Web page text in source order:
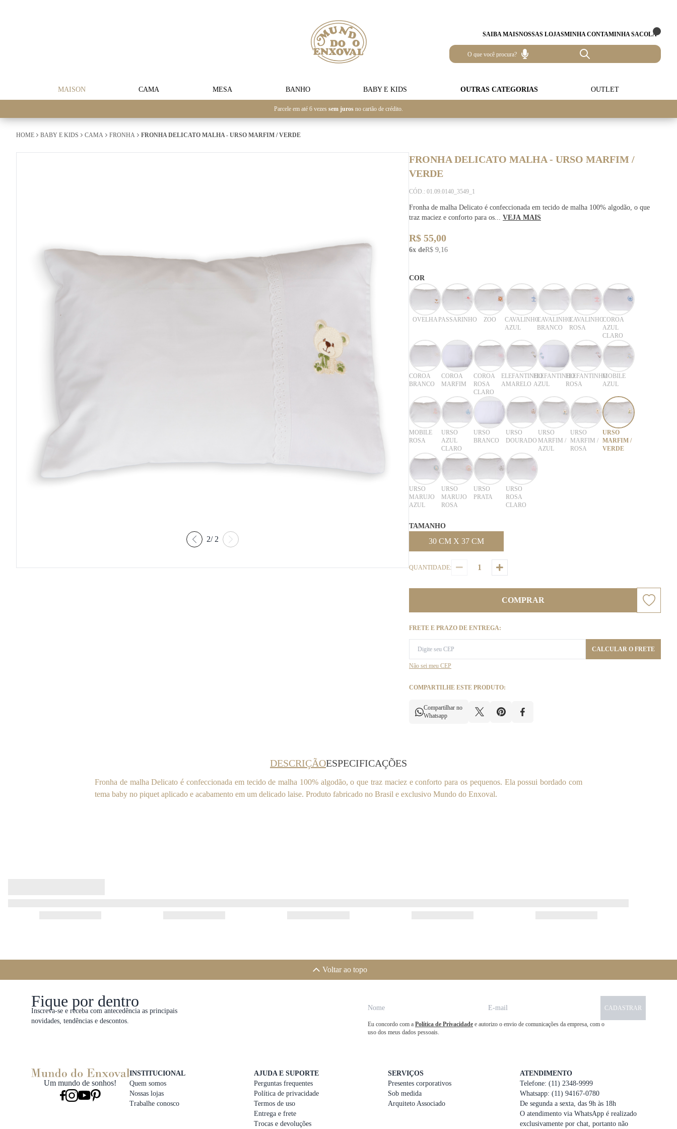
SAIBA MAISNOSSAS LOJASMINHA CONTAMINHA SACOLA
MAISON CAMA MESA BANHO BABY E KIDS OUTRAS CATEGORIAS OUTLET
Parcele em até 6 vezes sem juros no cartão de crédito.
HOME BABY E KIDS CAMA FRONHA FRONHA DELICATO MALHA - URSO MARFIM / VERDE
2/ 2
FRONHA DELICATO MALHA - URSO MARFIM /
VERDE
CÓD.: 01.09.0140_3549_1
Fronha de malha Delicato é confeccionada em tecido de malha 100% algodão, o que
traz maciez e conforto para os... VEJA MAIS
R$ 55,00
6x deR$ 9,16
COR
OVELHA PASSARINHO ZOO
CAVALINHO
AZUL
CAVALINHO
BRANCO
CAVALINHO
ROSA
COROA
AZUL
CLARO
COROA
BRANCO
COROA
MARFIM
COROA
ROSA
CLARO
ELEFANTINHO
AMARELO
ELEFANTINHO
AZUL
ELEFANTINHO
ROSA
MOBILE
AZUL
MOBILE
ROSA
URSO
AZUL
CLARO
URSO
BRANCO
URSO
DOURADO
URSO
MARFIM /
AZUL
URSO
MARFIM /
ROSA
URSO
MARFIM /
VERDE
URSO
MARUJO
AZUL
URSO
MARUJO
ROSA
URSO
PRATA
URSO
ROSA
CLARO
TAMANHO
30 CM X 37 CM
QUANTIDADE:
COMPRAR
FRETE E PRAZO DE ENTREGA:
CALCULAR O FRETE
Não sei meu CEP
COMPARTILHE ESTE PRODUTO:
Compartilhar no
Whatsapp
DESCRIÇÃOESPECIFICAÇÕES
Fronha de malha Delicato é confeccionada em tecido de malha 100% algodão, o que traz maciez e conforto para os pequenos. Ela possui bordado com
tema baby no piquet aplicado e acabamento em um delicado laise. Produto fabricado no Brasil e exclusivo Mundo do Enxoval.
Voltar ao topo
Fique por dentro
Inscreva-se e receba com antecedência as principais
novidades, tendências e descontos.
CADASTRAR
Eu concordo com a Política de Privacidade e autorizo o envio de comunicações da empresa, com o
uso dos meus dados pessoais.
Um mundo de sonhos!
INSTITUCIONAL
Quem somos
Nossas lojas
Trabalhe conosco
AJUDA E SUPORTE
Perguntas frequentes
Política de privacidade
Termos de uso
Entrega e frete
Trocas e devoluções
SERVIÇOS
Presentes corporativos
Sob medida
Arquiteto Associado
ATENDIMENTO
Telefone: (11) 2348-9999
Whatsapp: (11) 94167-0780
De segunda a sexta, das 9h às 18h
O atendimento via WhatsApp é realizado
exclusivamente por chat, portanto não